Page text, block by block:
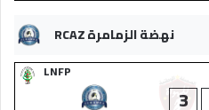
نهضة الزمامرة RCAZ
LNFP
3